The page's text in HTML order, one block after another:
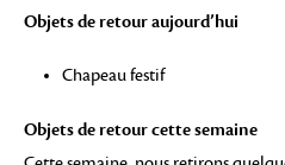
Objets de retour aujourd’hui
Chapeau festif
Objets de retour cette semaine